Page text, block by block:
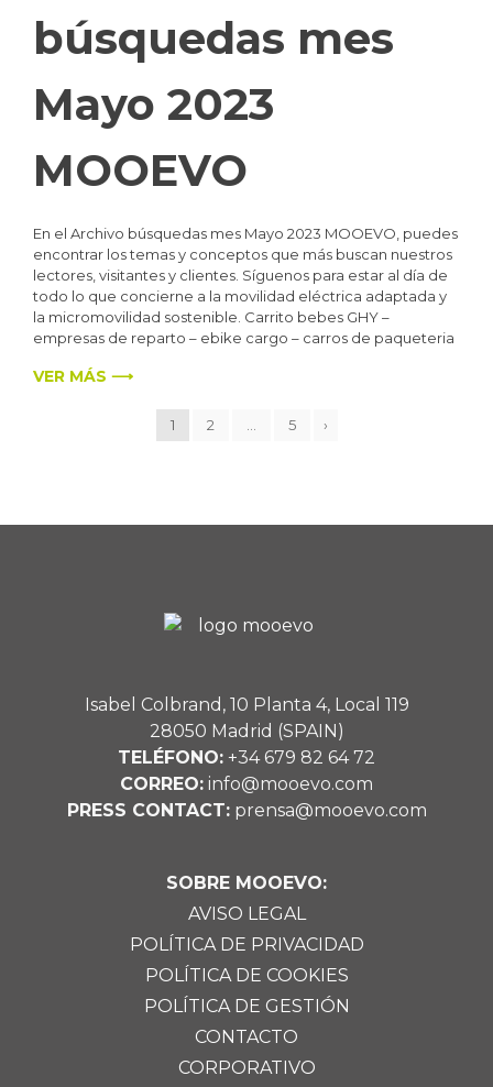
búsquedas mes
Mayo 2023
MOOEVO
En el Archivo búsquedas mes Mayo 2023 MOOEVO, puedes
encontrar los temas y conceptos que más buscan nuestros
lectores, visitantes y clientes. Síguenos para estar al día de
todo lo que concierne a la movilidad eléctrica adaptada y
la micromovilidad sostenible. Carrito bebes GHY –
empresas de reparto – ebike cargo – carros de paqueteria
VER MÁS ⟶
1 2 5 ›
Isabel Colbrand, 10 Planta 4, Local 119
28050 Madrid (SPAIN)
TELÉFONO: +34 679 82 64 72
CORREO: info@mooevo.com
PRESS CONTACT:prensa@mooevo.com
SOBRE MOOEVO:
AVISO LEGAL
POLÍTICA DE PRIVACIDAD
POLÍTICA DE COOKIES
POLÍTICA DE GESTIÓN
CONTACTO
CORPORATIVO